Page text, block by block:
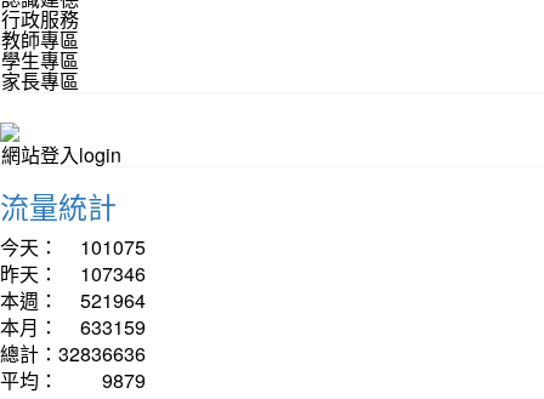
行政服務
教師專區
學生專區
家長專區
網站登入login
流量統計
今天：
101075
昨天：
107346
本週：
521964
本月：
633159
總計： 32836636
平均：
9879